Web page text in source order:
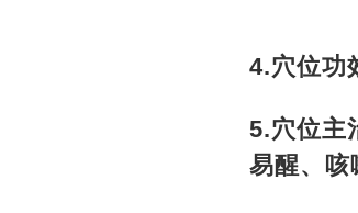
4.穴位功
5.穴位主
易醒、